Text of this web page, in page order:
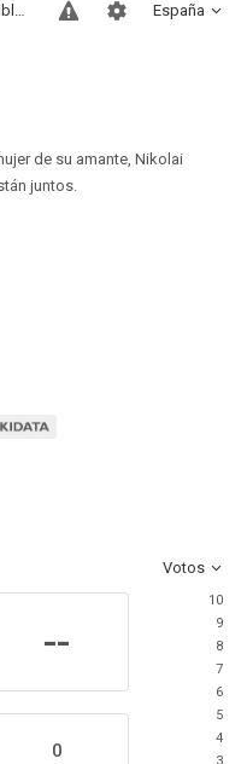
España
Sitios compatibles
de su amante, Nikolai
juntos.
Votos
--
0
10
9
8
7
6
5
4